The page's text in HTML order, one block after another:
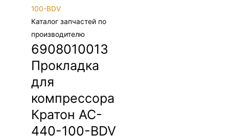
Каталог запчастей по
производителю
6908010013
Прокладка
для
компрессора
Кратон AC-
440-100-BDV